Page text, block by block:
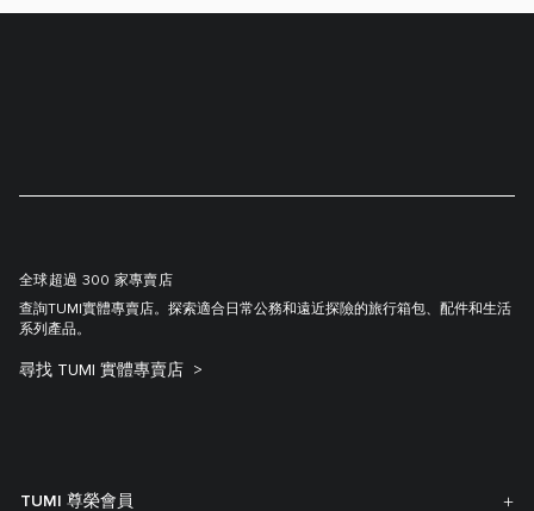
全球超過 300 家專賣店
查詢TUMI實體專賣店。探索適合日常公務和遠近探險的旅行箱包、配件和生活
系列產品。
尋找 TUMI 實體專賣店
TUMI 尊榮會員